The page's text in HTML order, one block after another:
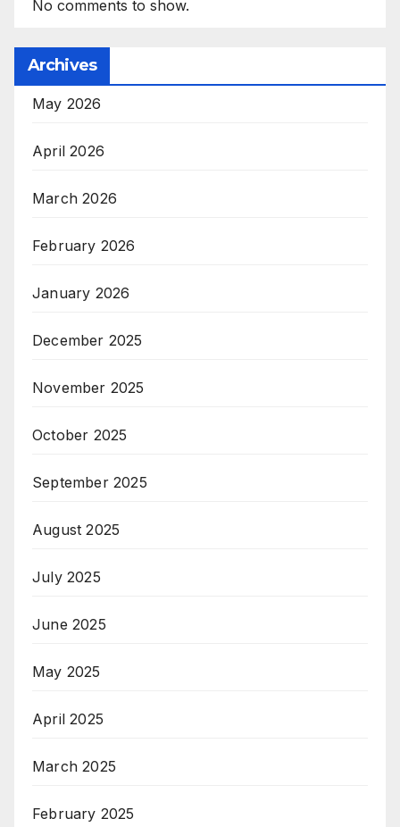
No comments to show.
Archives
May 2026
April 2026
March 2026
February 2026
January 2026
December 2025
November 2025
October 2025
September 2025
August 2025
July 2025
June 2025
May 2025
April 2025
March 2025
February 2025